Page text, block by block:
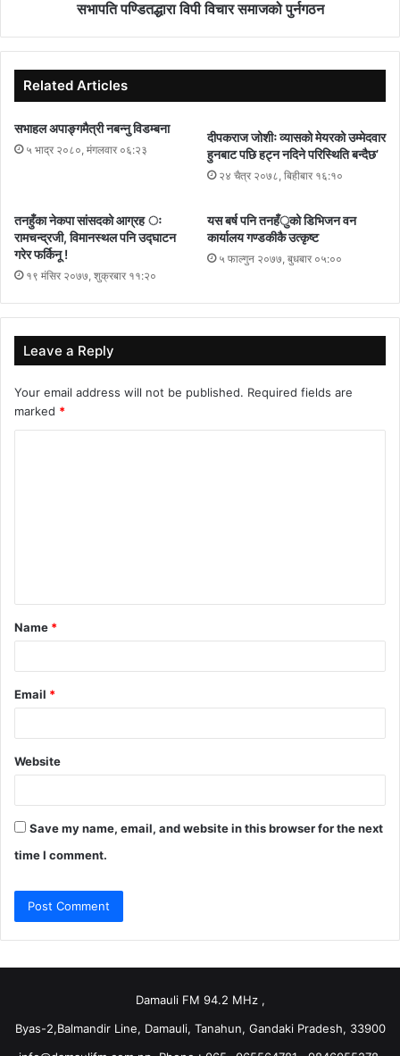
सभापति पण्डितद्धारा विपी विचार समाजको पुर्नगठन
Related Articles
सभाहल अपाङ्गमैत्री नबन्नु विडम्बना
५ भाद्र २०८०, मंगलवार ०६:२३
दीपकराज जोशीः व्यासको मेयरको उम्मेदवार
हुनबाट पछि हट्न नदिने परिस्थिति बन्दैछ’
२४ चैत्र २०७८, बिहीबार १६:१०
तनहुँका नेकपा सांसदको आग्रह ः
रामचन्द्रजी, विमानस्थल पनि उद्घाटन
गरेर फर्किनू !
१९ मंसिर २०७७, शुक्रबार ११:२०
यस बर्ष पनि तनहँुको डिभिजन वन
कार्यालय गण्डकीकै उत्कृष्ट
५ फाल्गुन २०७७, बुधबार ०५:००
Leave a Reply
Your email address will not be published. Required fields are
marked *
t
*
Name *
Email *
Website
Save my name, email, and website in this browser for the next
time I comment.
Damauli FM 94.2 MHz ,
Byas-2,Balmandir Line, Damauli, Tanahun, Gandaki Pradesh, 33900